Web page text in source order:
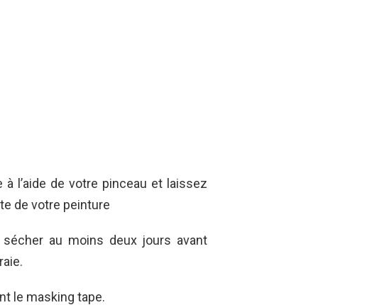
l’aide de votre pinceau et laissez
de votre peinture
au moins deux jours avant
le masking tape.